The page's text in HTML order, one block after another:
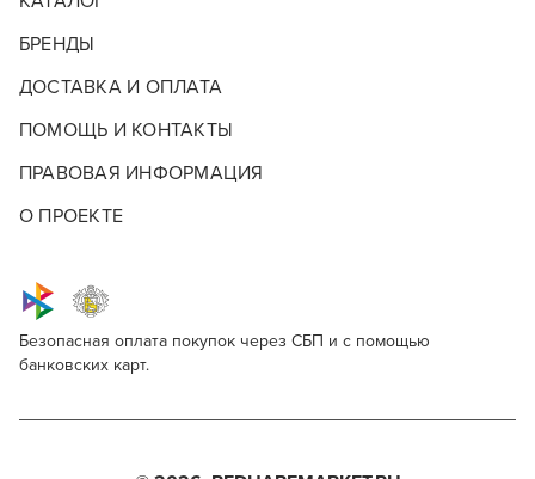
БРЕНДЫ
ДОСТАВКА И ОПЛАТА
ПОМОЩЬ И КОНТАКТЫ
ПРАВОВАЯ ИНФОРМАЦИЯ
О ПРОЕКТЕ
Безопасная оплата покупок через СБП и с помощью
банковских карт.